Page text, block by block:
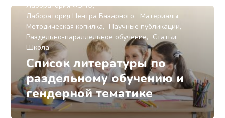
Лаборатория ФЗПО
Лаборатория Центра Базарного
Материалы
Методическая копилка
Научные публикации
Раздельно-параллельное обучение
Статьи
Школа
Список литературы по
раздельному обучению и
гендерной тематике